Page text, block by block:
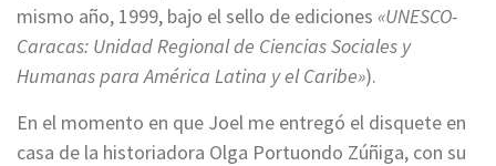
mismo año, 1999, bajo el sello de ediciones «UNESCO-
Caracas: Unidad Regional de Ciencias Sociales y
Humanas para América Latina y el Caribe»).
En el momento en que Joel me entregó el disquete en
casa de la historiadora Olga Portuondo Zúñiga, con su